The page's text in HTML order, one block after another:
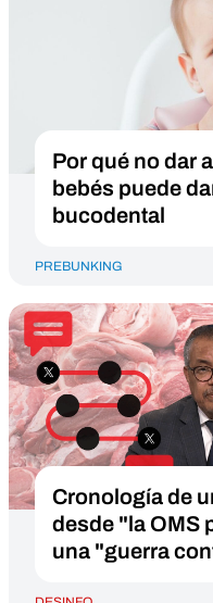
Por qué no dar
bebés puede
bucodental
PREBUNKING
Cronología de
desde "la OMS
una "guerra